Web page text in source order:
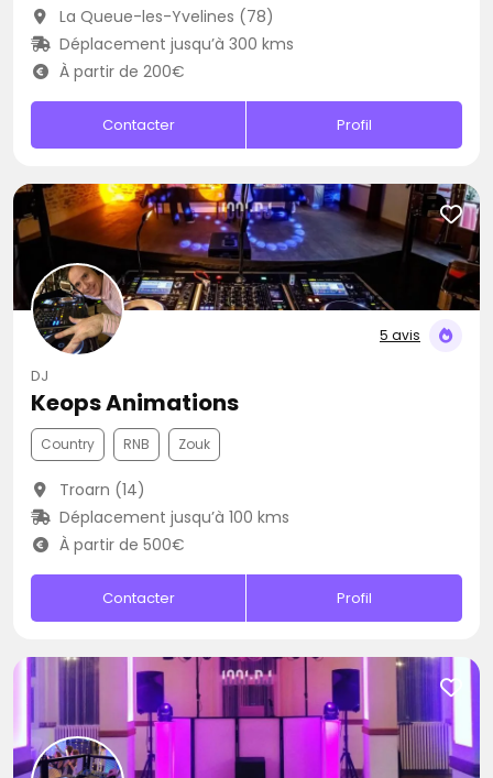
La Queue-les-Yvelines (78)
Déplacement jusqu’à 300 kms
À partir de 200€
Contacter Profil
5 avis
DJ
Keops Animations
Country RNB Zouk
Troarn (14)
Déplacement jusqu’à 100 kms
À partir de 500€
Contacter Profil